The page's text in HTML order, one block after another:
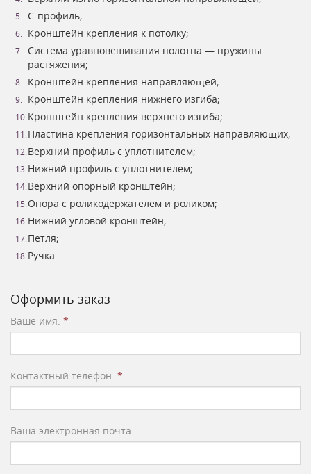
С-профиль;
Кронштейн крепления к потолку;
Система уравновешивания полотна — пружины
растяжения;
Кронштейн крепления направляющей;
Кронштейн крепления нижнего изгиба;
Кронштейн крепления верхнего изгиба;
Пластина крепления горизонтальных направляющих;
Верхний профиль с уплотнителем;
Нижний профиль с уплотнителем;
Верхний опорный кронштейн;
Опора с роликодержателем и роликом;
Нижний угловой кронштейн;
Петля;
Ручка.
Оформить заказ
Ваше имя: *
Контактный телефон: *
Ваша электронная почта: